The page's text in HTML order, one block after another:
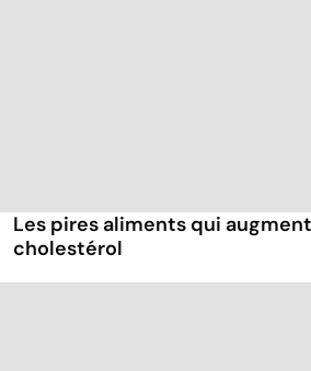
Les pires aliments qui
cholestérol